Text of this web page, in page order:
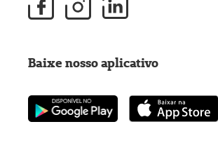
Baixe nosso aplicativo